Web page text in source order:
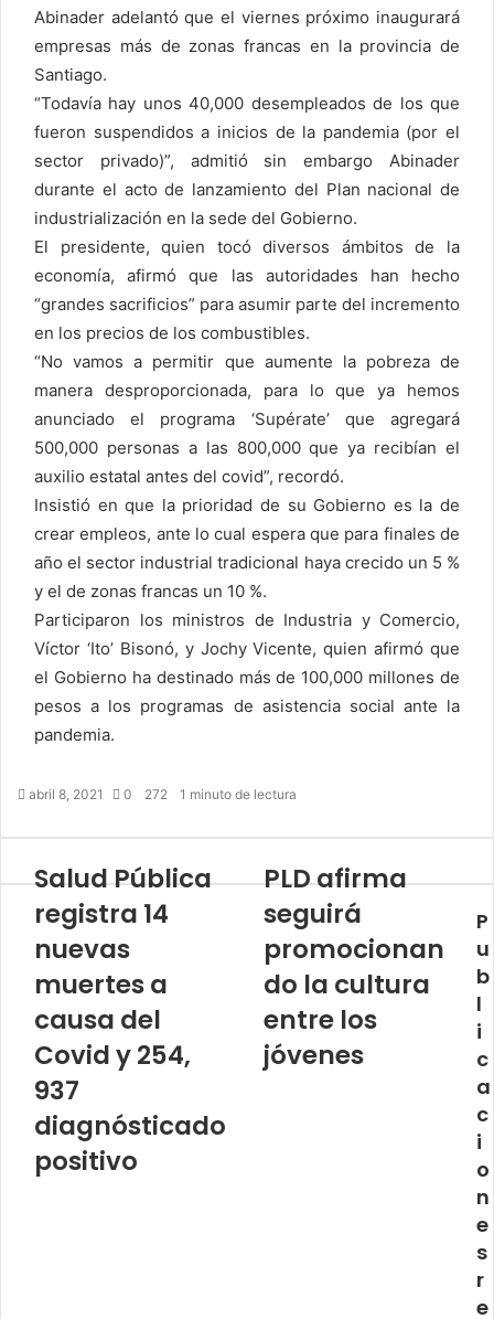
Abinader adelantó que el viernes próximo inaugurará
empresas más de zonas francas en la provincia de
Santiago.
“Todavía hay unos 40,000 desempleados de los que
fueron suspendidos a inicios de la pandemia (por el
sector privado)”, admitió sin embargo Abinader
durante el acto de lanzamiento del Plan nacional de
industrialización en la sede del Gobierno.
El presidente, quien tocó diversos ámbitos de la
economía, afirmó que las autoridades han hecho
“grandes sacrificios” para asumir parte del incremento
en los precios de los combustibles.
“No vamos a permitir que aumente la pobreza de
manera desproporcionada, para lo que ya hemos
anunciado el programa ‘Supérate’ que agregará
500,000 personas a las 800,000 que ya recibían el
auxilio estatal antes del covid”, recordó.
Insistió en que la prioridad de su Gobierno es la de
crear empleos, ante lo cual espera que para finales de
año el sector industrial tradicional haya crecido un 5 %
y el de zonas francas un 10 %.
Participaron los ministros de Industria y Comercio,
Víctor ‘Ito’ Bisonó, y Jochy Vicente, quien afirmó que
el Gobierno ha destinado más de 100,000 millones de
pesos a los programas de asistencia social ante la
pandemia.
abril 8, 2021 0 272 1 minuto de lectura
Salud Pública
registra 14
nuevas
muertes a
causa del
Covid y 254,
937
diagnósticado
positivo
PLD afirma
seguirá
promocionan
do la cultura
entre los
jóvenes
P
u
b
l
i
c
a
c
i
o
n
e
s
r
e